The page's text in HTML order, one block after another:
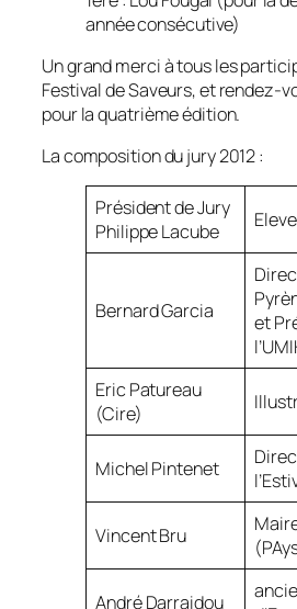
année consécutive)
Un grand merci à tous les
Festival de Saveurs, et rendez-
pour la quatrième édition.
La composition du jury 2012 :
Président de Jury
Philippe Lacube
Bernard Garcia
et
Eric Patureau
(Cire)
Michel Pintenet
Vincent Bru
André Darraidou